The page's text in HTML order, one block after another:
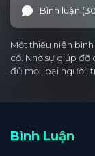
Bình luận
Một thiếu niên
cổ. Nhờ sự giúp đỡ
đủ mọi loại người,
Bình Luận